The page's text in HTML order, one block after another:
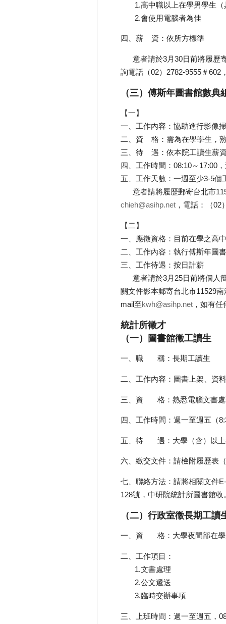
1.高中職以上在學男學生（
2.會使用電腦者為佳
四、薪 資：依所方標準
意者請於3月30日前將履歷寄
詢電話（02）2782-9555＃602
（三）傅斯年圖書館數典
【一】
一、工作內容：協助進行影像
二、資 格：需為在學學生，
三、待 遇：依本院工讀生薪
四、工作時間：08:10～17:00
五、工作天數：一週至少3-5個
意者請將履歷郵寄台北市
chieh@asihp.net ，電話：（02
【二】
一、應徵資格：目前在學之高
二、工作內容：執行傅斯年圖
三、工作待遇：按日計薪
意者請於3月25日前將個人
關文件影本郵寄台北市11529
mail至kwh@asihp.net ，如有
統計所徵才
（一）圖書館徵工讀生
一、職 稱：長期工讀生
二、工作內容：圖書上架、資
三、資 格：熟悉電腦文書處
四、工作時間：週一至週五（
五、待 遇：大學（含）以上
六、繳交文件：請檢附履歷表
七、聯絡方法：請將相關文件
128號，中研院統計所圖書館收
（二）行政室徵長期工讀
一、資 格：大學夜間部在學
二、工作項目：
1.文書處理
2.公文遞送
3.臨時交辦事項
三、上班時間：週一至週五，